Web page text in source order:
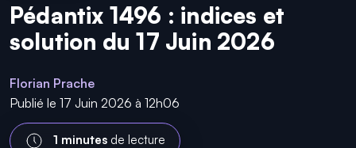
Pédantix 1496 : indices et
solution du 17 Juin 2026
Florian Prache
Publié le 17 Juin 2026 à 12h06
1 minutes de lecture